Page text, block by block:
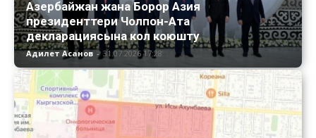
Азербайжан жана Борор Азия
президенттери Чолпон-Ата
декларациясына кол коюшту
Адилет Асанов - 31.07.2026 17:28